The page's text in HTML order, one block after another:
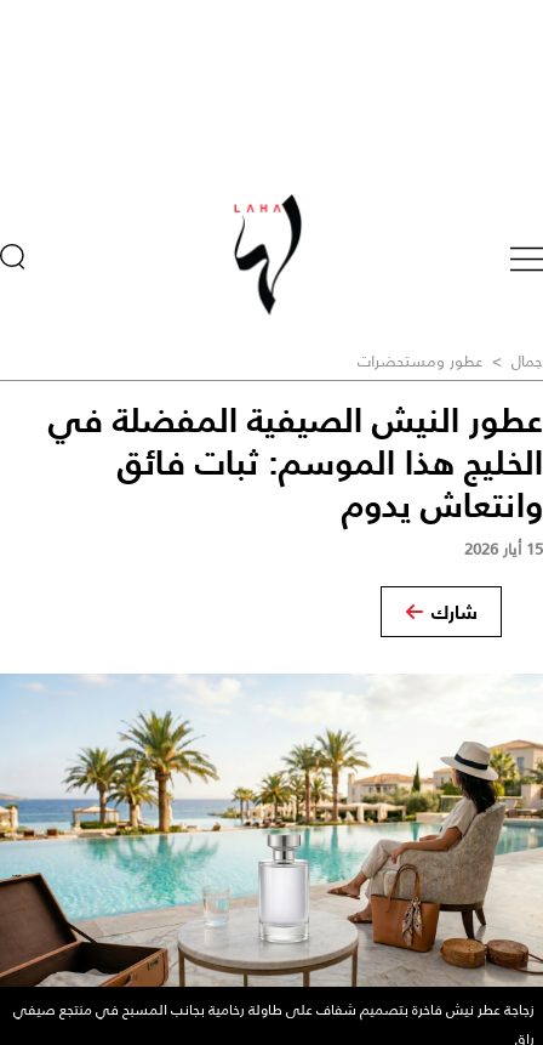
جمال > عطور ومستحضرات
عطور النيش الصيفية المفضلة في
الخليج هذا الموسم: ثبات فائق
وانتعاش يدوم
15 أيار 2026
شارك
زجاجة عطر نيش فاخرة بتصميم شفاف على طاولة رخامية بجانب المسبح في منتجع صيفي
راقٍ